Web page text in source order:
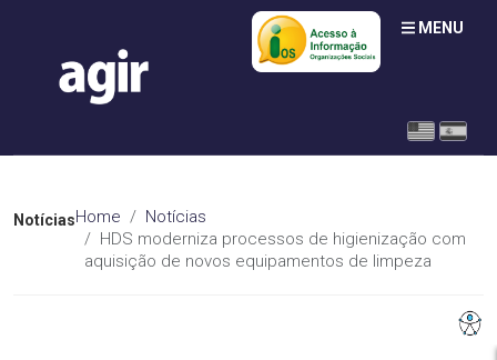
MENU
NotíciasHome
Notícias
HDS moderniza processos de higienização com
aquisição de novos equipamentos de limpeza